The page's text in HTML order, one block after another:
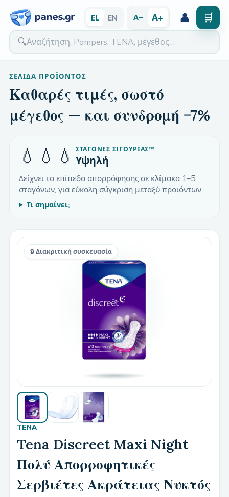
🔍
EL EN Α− Α+ 👤 🛒
ΣΕΛΊΔΑ ΠΡΟΪΌΝΤΟΣ
Καθαρές τιμές, σωστό
μέγεθος — και συνδρομή −7%
💧💧💧 ΣΤΑΓΌΝΕΣ ΣΙΓΟΥΡΙΆΣ™
Υψηλή
Δείχνει το επίπεδο απορρόφησης σε κλίμακα 1–5
σταγόνων, για εύκολη σύγκριση μεταξύ προϊόντων.
Τι σημαίνει;
🔒 Διακριτική συσκευασία
TENA
Tena Discreet Maxi Night
Πολύ Απορροφητικές
Σερβιέτες Ακράτειας Νυκτός